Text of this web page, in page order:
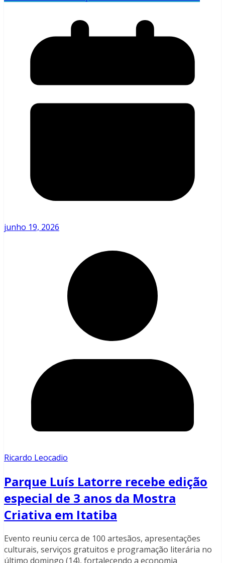
junho 19, 2026
Ricardo Leocadio
Parque Luís Latorre recebe edição
especial de 3 anos da Mostra
Criativa em Itatiba
Evento reuniu cerca de 100 artesãos, apresentações
culturais, serviços gratuitos e programação literária no
último domingo (14), fortalecendo a economia